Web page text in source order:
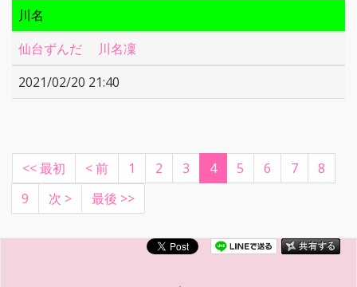
川名
仙台ずんだ 川名凜
2021/02/20 21:40
<< 最初 < 前 1 2 3 4(current)
5 6 7
8
9
次 > 最後 >>